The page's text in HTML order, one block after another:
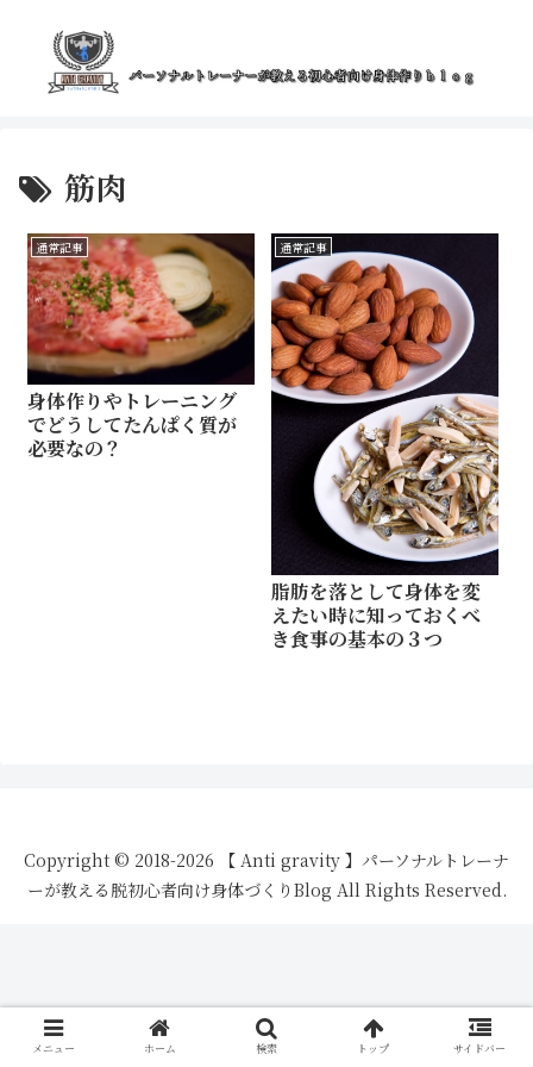
筋肉
通常記事
身体作りやトレーニング
でどうしてたんぱく質が
必要なの？
通常記事
脂肪を落として身体を変
えたい時に知っておくべ
き食事の基本の３つ
Copyright © 2018-2026 【 Anti gravity 】パーソナルトレーナ
ーが教える脱初心者向け身体づくりBlog All Rights Reserved.
メニュー ホーム 検索 トップ サイドバー